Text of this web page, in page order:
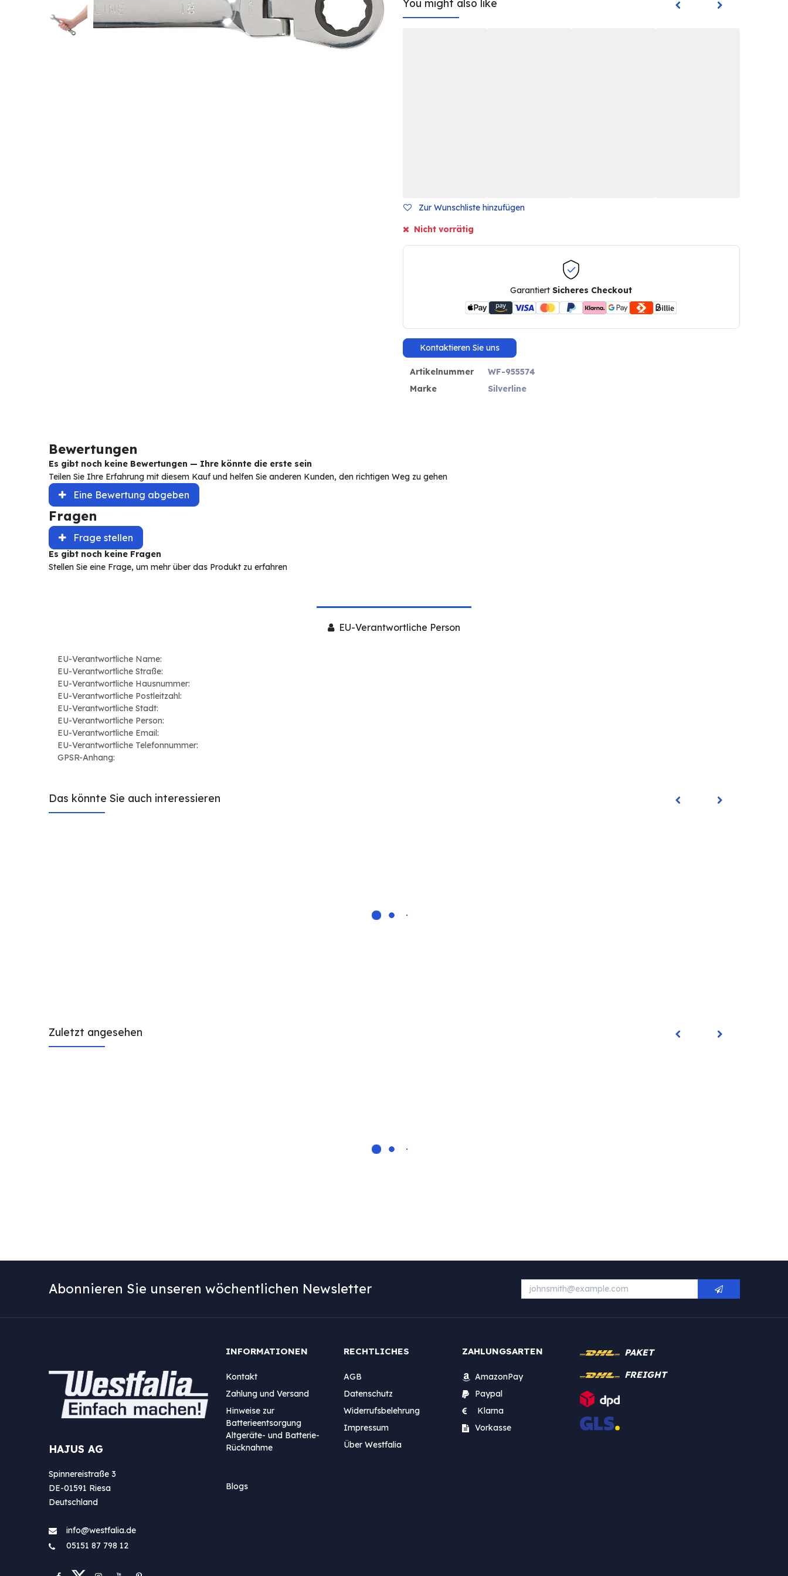
You might also like
Zur Wunschliste hinzufügen
Nicht vorrätig
GarantiertSicheres Checkout
Kontaktieren Sie uns
Artikelnummer
WF-955574
Marke
Silverline
Bewertungen
Es gibt noch keine Bewertungen — Ihre könnte die erste sein
Teilen Sie Ihre Erfahrung mit diesem Kauf und helfen Sie anderen Kunden, den richtigen Weg zu gehen
Eine Bewertung abgeben
Fragen
Frage stellen
Es gibt noch keine Fragen
Stellen Sie eine Frage, um mehr über das Produkt zu erfahren
EU-Verantwortliche Person
EU-Verantwortliche Name:
EU-Verantwortliche Straße:
EU-Verantwortliche Hausnummer:
EU-Verantwortliche Postleitzahl:
EU-Verantwortliche Stadt:
EU-Verantwortliche Person:
EU-Verantwortliche Email:
EU-Verantwortliche Telefonnummer:
GPSR-Anhang:
Das könnte Sie auch interessieren
Zuletzt angesehen
Abonnieren Sie unseren wöchentlichen Newsletter
HAJUS AG
Spinnereistraße 3
DE-01591 Riesa
Deutschland
info@westfa​lia.de
05151 87 798 12
INFORMATIONEN
Kontakt
Zahlung und Versand
Hinweise zur
Batterieentsorgung
Altgeräte- und Batterie-
Rücknahme
Blogs
RECHTLICHES
AGB
Datenschutz
Widerrufsbelehrung
Impressum
Über Westfalia
ZAHLUNGSARTEN
AmazonPay
Paypal
Klarna
Vorkasse
PAKET
FREIGHT